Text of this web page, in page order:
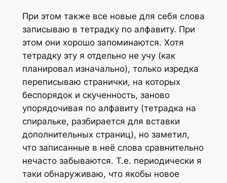
При этом также все новые для себя слова
записываю в тетрадку по алфавиту. При
этом они хорошо запоминаются. Хотя
тетрадку эту я отдельно не учу (как
планировал изначально), только изредка
переписываю странички, на которых
беспорядок и скученность, заново
упорядочивая по алфавиту (тетрадка на
спиральке, разбирается для вставки
дополнительных страниц), но заметил,
что записанные в неё слова сравнительно
нечасто забываются. Т.е. периодически я
таки обнаруживаю, что якобы новое